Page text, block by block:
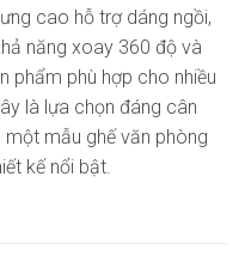
cao hỗ trợ dáng ngồi,
năng xoay 360 độ và
phẩm phù hợp cho nhiều
là lựa chọn đáng cân
mẫu ghế văn phòng
kế nổi bật.